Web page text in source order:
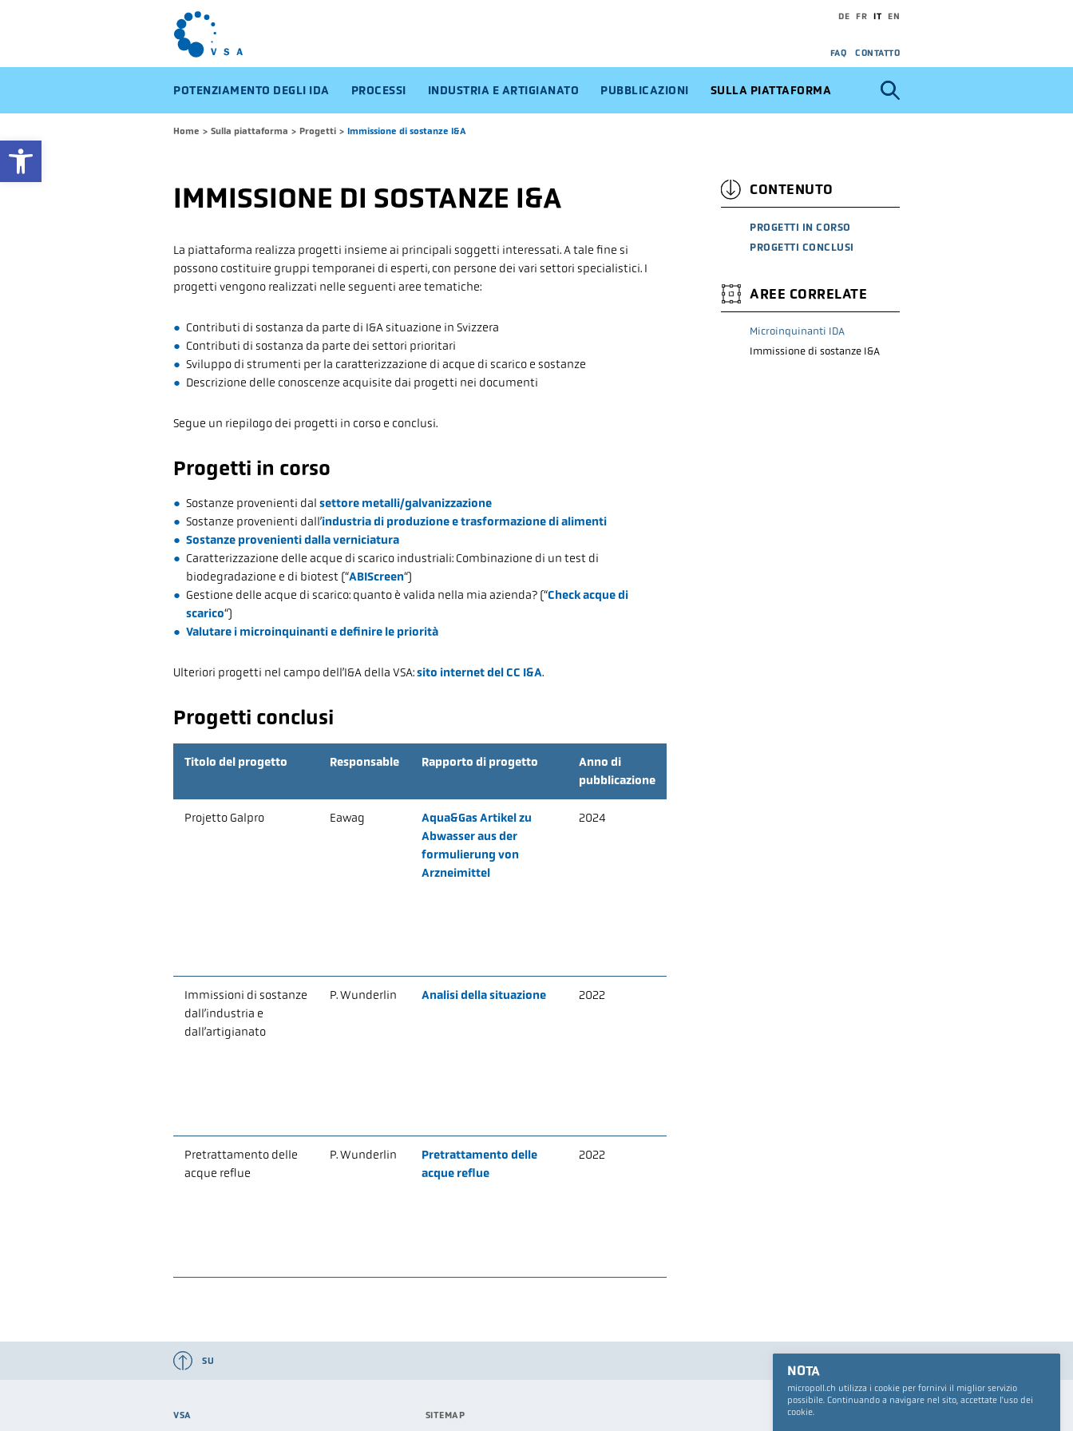
Open toolbar
DE FR IT EN
FAQ CONTATTO
POTENZIAMENTO DEGLI IDA PROCESSI INDUSTRIA E ARTIGIANATO PUBBLICAZIONI SULLA PIATTAFORMA
Home > Sulla piattaforma > Progetti > Immissione di sostanze I&A
IMMISSIONE DI SOSTANZE I&A
La piattaforma realizza progetti insieme ai principali soggetti interessati. A tale fine si
possono costituire gruppi temporanei di esperti, con persone dei vari settori specialistici. I
progetti vengono realizzati nelle seguenti aree tematiche:
Contributi di sostanza da parte di I&A situazione in Svizzera
Contributi di sostanza da parte dei settori prioritari
Sviluppo di strumenti per la caratterizzazione di acque di scarico e sostanze
Descrizione delle conoscenze acquisite dai progetti nei documenti
Segue un riepilogo dei progetti in corso e conclusi.
Progetti in corso
Sostanze provenienti dal settore metalli/galvanizzazione
Sostanze provenienti dall’industria di produzione e trasformazione di alimenti
Sostanze provenienti dalla verniciatura
Caratterizzazione delle acque di scarico industriali: Combinazione di un test di
biodegradazione e di biotest (“ABIScreen“)
Gestione delle acque di scarico: quanto è valida nella mia azienda? (“Check acque di
scarico“)
Valutare i microinquinanti e definire le priorità
Ulteriori progetti nel campo dell’I&A della VSA:sito internet del CC I&A.
Progetti conclusi
Titolo del progetto Responsable Rapporto di progetto
Anno di
pubblicazione
Projetto Galpro Eawag
Aqua&Gas Artikel zu
Abwasser aus der
formulierung von
Arzneimittel
2024
Immissioni di sostanze
dall’industria e
dall’artigianato
P. Wunderlin Analisi della situazione 2022
Pretrattamento delle
acque reflue
P. Wunderlin
Pretrattamento delle
acque reflue
2022
CONTENUTO
PROGETTI IN CORSO
PROGETTI CONCLUSI
AREE CORRELATE
Microinquinanti IDA
Immissione di sostanze I&A
SU
VSA
SITEMAP
NOTA
micropoll.ch utilizza i cookie per fornirvi il miglior servizio
possibile. Continuando a navigare nel sito, accettate l'uso dei
cookie.